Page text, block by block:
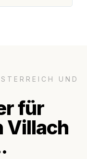
UND
für
Villach